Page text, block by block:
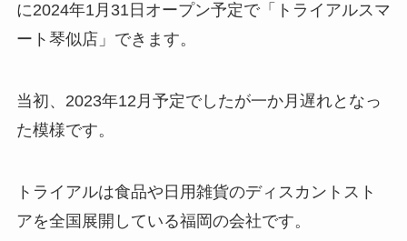
に2024年1月31日オープン予定で「トライアルスマ
ート琴似店」できます。
当初、2023年12月予定でしたが一か月遅れとなっ
た模様です。
トライアルは食品や日用雑貨のディスカントスト
アを全国展開している福岡の会社です。